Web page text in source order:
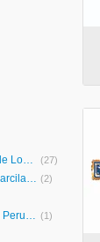
ULADECH - Universidad de Los Angeles de Chimbote (27)
UIGV - Universidad Inca Garcilaso de la Vega (2)
UPCI - UPCI | Universidad Peruana de Ciencias e Informática (1)